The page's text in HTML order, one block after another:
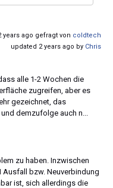
years ago gefragt von coldtech
updated 2 years ago by Chris
alle 1-2 Wochen die
zugreifen, aber es
gezeichnet, das
demzufolge auch n...
zu haben. Inzwischen
Ausfall bzw. Neuverbindung
ist, sich allerdings die